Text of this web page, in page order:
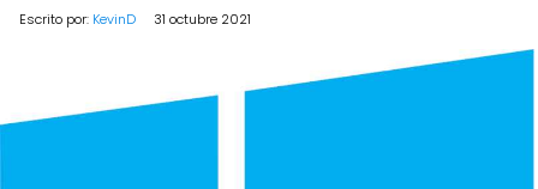
Escrito por: KevinD 31 octubre 2021